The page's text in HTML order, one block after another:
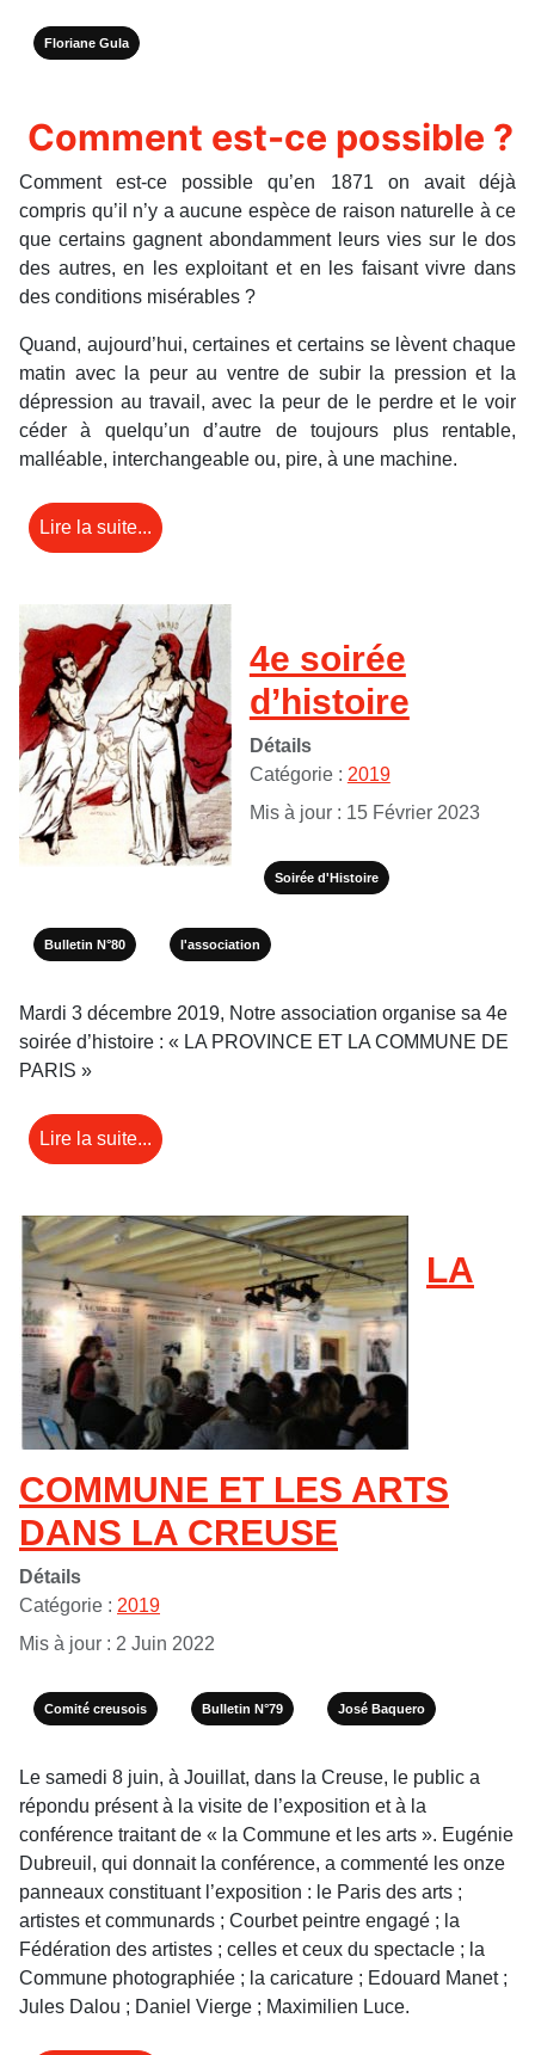
Floriane Gula
Comment est-ce possible ?
Comment est-ce possible qu’en 1871 on avait déjà
compris qu’il n’y a aucune espèce de raison naturelle à ce
que certains gagnent abondamment leurs vies sur le dos
des autres, en les exploitant et en les faisant vivre dans
des conditions misérables ?
Quand, aujourd’hui, certaines et certains se lèvent chaque
matin avec la peur au ventre de subir la pression et la
dépression au travail, avec la peur de le perdre et le voir
céder à quelqu’un d’autre de toujours plus rentable,
malléable, interchangeable ou, pire, à une machine.
Lire la suite...
4e soirée
d’histoire
Détails
Catégorie : 2019
Mis à jour : 15 Février 2023
Soirée d'Histoire
Bulletin N°80 l'association
Mardi 3 décembre 2019, Notre association organise sa 4e
soirée d’histoire : « LA PROVINCE ET LA COMMUNE DE
PARIS »
Lire la suite...
LA
COMMUNE ET LES ARTS
DANS LA CREUSE
Détails
Catégorie : 2019
Mis à jour : 2 Juin 2022
Comité creusois Bulletin N°79 José Baquero
Le samedi 8 juin, à Jouillat, dans la Creuse, le public a
répondu présent à la visite de l’exposition et à la
conférence traitant de « la Commune et les arts ». Eugénie
Dubreuil, qui donnait la conférence, a commenté les onze
panneaux constituant l’exposition : le Paris des arts ;
artistes et communards ; Courbet peintre engagé ; la
Fédération des artistes ; celles et ceux du spectacle ; la
Commune photographiée ; la caricature ; Edouard Manet ;
Jules Dalou ; Daniel Vierge ; Maximilien Luce.